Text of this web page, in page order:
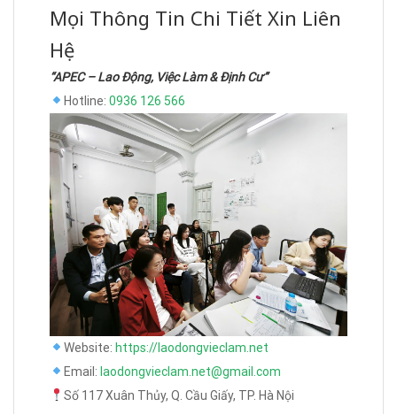
Mọi Thông Tin Chi Tiết Xin Liên
Hệ
“APEC – Lao Động, Việc Làm & Định Cư”
Hotline: 0936 126 566
Website: https://laodongvieclam.net
Email: laodongvieclam.net@gmail.com
Số 117 Xuân Thủy, Q. Cầu Giấy, TP. Hà Nội